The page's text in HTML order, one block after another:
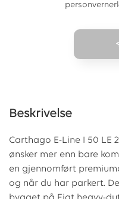
Beskrivelse
Carthago E-Line I 50 LE
ønsker mer enn bare
en gjennomført
og når du har parkert.